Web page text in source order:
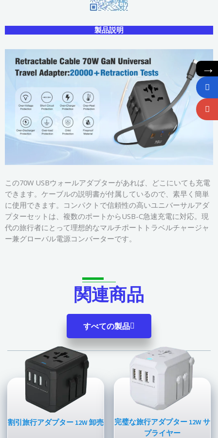
製品説明
この70W USBウォールアダプターがあれば、どこにいても充電
できます。ケーブルの説明書が付属しているので、素早く簡単
に使用できます。コンパクトで信頼性の高いユニバーサルアダ
プターセットは、複数のポートからUSB-C急速充電に対応。現
代の旅行者にとって理想的なマルチポートトラベルチャージャ
ー兼グローバル電源コンバーターです。
関連商品
すべての製品
割引旅行アダプター 12W 卸売
完璧な旅行アダプター 12W サ
プライヤー
→